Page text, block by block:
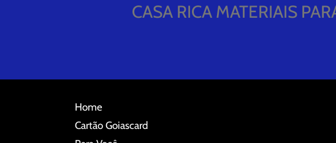
CASA RICA MATERIAIS
Home
Cartão Goiascard